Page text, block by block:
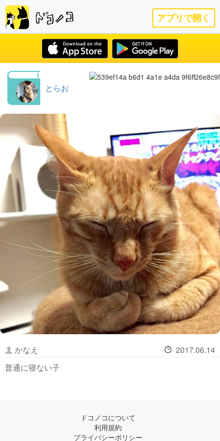
アプリで開く
とらお
かなえ
2017.06.14
普通に寝ない子
ドコノコについて
利用規約
プライバシーポリシー